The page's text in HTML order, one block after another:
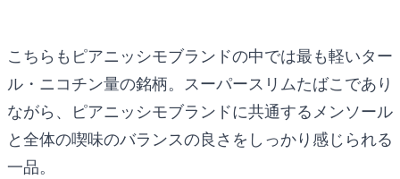
こちらもピアニッシモブランドの中では最も軽いター
ル・ニコチン量の銘柄。スーパースリムたばこであり
ながら、ピアニッシモブランドに共通するメンソール
と全体の喫味のバランスの良さをしっかり感じられる
一品。